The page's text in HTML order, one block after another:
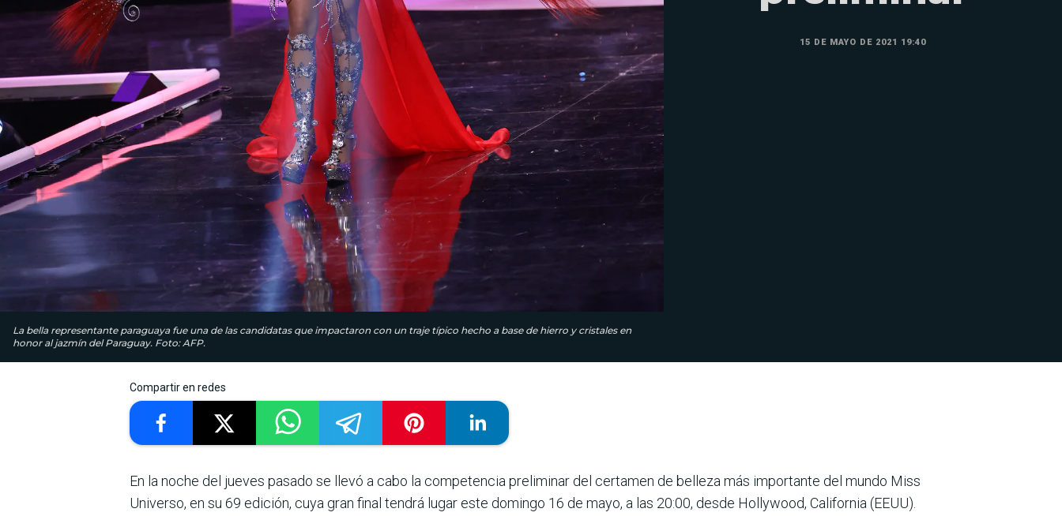
La bella representante paraguaya fue una de las candidatas que impactaron con un traje típico hecho a base de hierro y cristales en
honor al jazmín del Paraguay. Foto: AFP.
15 DE MAYO DE 2021 19:40
Compartir en redes
En la noche del jueves pasado se llevó a cabo la competencia preliminar del certamen de belleza más importante del mundo Miss
Universo, en su 69 edición, cuya gran final tendrá lugar este domingo 16 de mayo, a las 20:00, desde Hollywood, California (EEUU).